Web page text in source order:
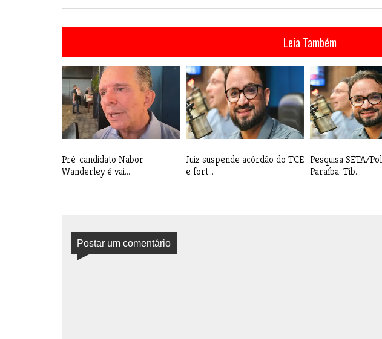
Leia Também
Pré-candidato Nabor
Wanderley é vai...
Juiz suspende acórdão do TCE
e fort...
Pesquisa SETA/
Paraíba: Tib...
Postar um comentário